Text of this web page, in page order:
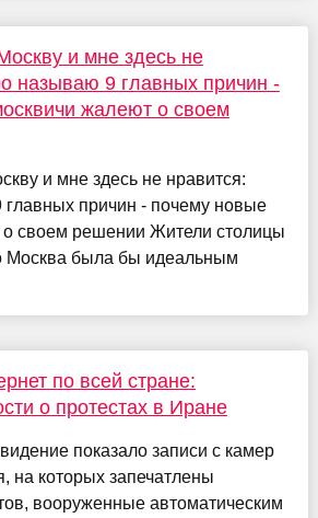
и мне здесь не
называю 9 главных причин -
жалеют о своем
и мне здесь не нравится:
главных причин - почему новые
своем решении Жители столицы
Москва была бы идеальным
по всей стране:
о протестах в Иране
показало записи с камер
на которых запечатлены
вооруженные автоматическим